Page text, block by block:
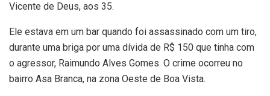
Vicente de Deus, aos 35.
Ele estava em um bar quando foi assassinado com um tiro,
durante uma briga por uma dívida de R$ 150 que tinha com
o agressor, Raimundo Alves Gomes. O crime ocorreu no
bairro Asa Branca, na zona Oeste de Boa Vista.